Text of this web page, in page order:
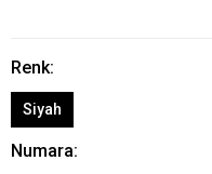
Renk:
Siyah
Numara: